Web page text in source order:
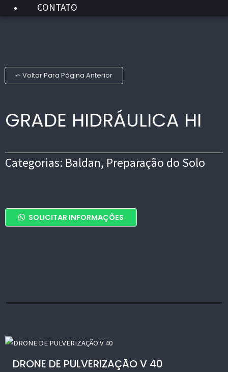
CONTATO
⤺ Voltar Para Página Anterior
GRADE HIDRÁULICA HI
Categorias: Baldan, Preparação do Solo
SOLICITAR INFORMAÇÕES
GRADE
HIDRÁULICA
DRONE DE PULVERIZAÇÃO V 40